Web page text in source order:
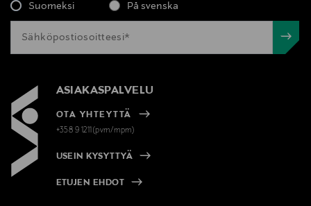
Suomeksi På svenska
ASIAKASPALVELU
OTA YHTEYTTÄ
+358 9 1211(pvm/mpm)
USEIN KYSYTTYÄ
ETUJEN EHDOT